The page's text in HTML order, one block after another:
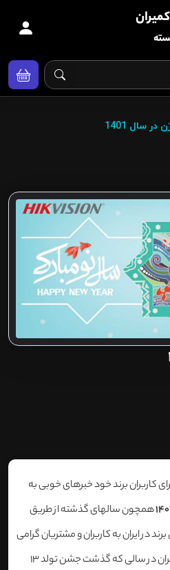
سال 1401
ایران برای کاربران برند خود خبرهای خوبی به
همچون سالهای گذشته از طریق
در ایران به کاربران و مشتریان گرامی
عرضه خواهد شد. فروشگاه کمیران در سالی که گذشت جشن تولد 13